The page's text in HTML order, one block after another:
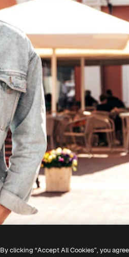
By clicking “Accept All Cookies”, you